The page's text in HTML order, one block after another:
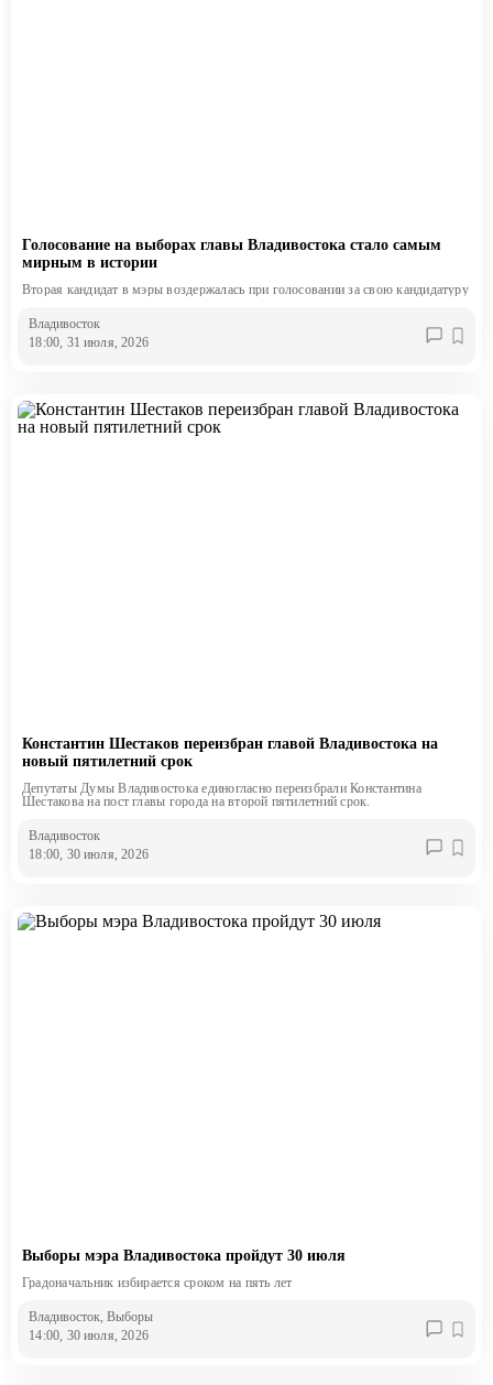
Голосование на выборах главы Владивостока стало самым
мирным в истории
Вторая кандидат в мэры воздержалась при голосовании за свою кандидатуру
Владивосток
18:00, 31 июля, 2026
Константин Шестаков переизбран главой Владивостока на
новый пятилетний срок
Депутаты Думы Владивостока единогласно переизбрали Константина
Шестакова на пост главы города на второй пятилетний срок.
Владивосток
18:00, 30 июля, 2026
Выборы мэра Владивостока пройдут 30 июля
Градоначальник избирается сроком на пять лет
Владивосток, Выборы
14:00, 30 июля, 2026